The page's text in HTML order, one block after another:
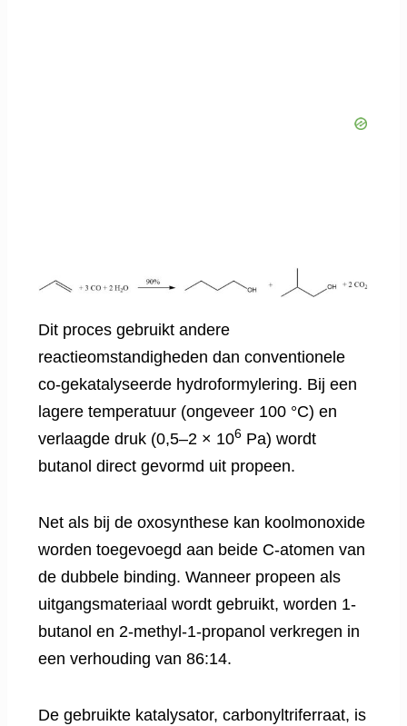
Dit proces gebruikt andere
reactieomstandigheden dan conventionele
co-gekatalyseerde hydroformylering. Bij een
lagere temperatuur (ongeveer 100 °C) en
verlaagde druk (0,5–2 × 106 Pa) wordt
butanol direct gevormd uit propeen.
Net als bij de oxosynthese kan koolmonoxide
worden toegevoegd aan beide C-atomen van
de dubbele binding. Wanneer propeen als
uitgangsmateriaal wordt gebruikt, worden 1-
butanol en 2-methyl-1-propanol verkregen in
een verhouding van 86:14.
De gebruikte katalysator, carbonyltriferraat, is